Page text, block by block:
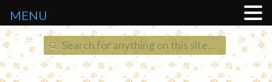
Search
for:
MENU